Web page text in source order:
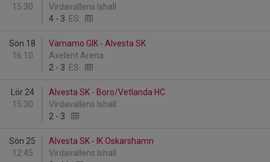
15:30
Virdavallens Ishall
4 - 3 ES
Sön 18
16:10
Värnamo GIK - Alvesta SK
Axelent Arena
2 - 3 ES
Lör 24
15:30
Alvesta SK - Boro/Vetlanda HC
Virdavallens Ishall
2 - 3
Sön 25
12:45
Alvesta SK - IK Oskarshamn
Virdavallens Ishall